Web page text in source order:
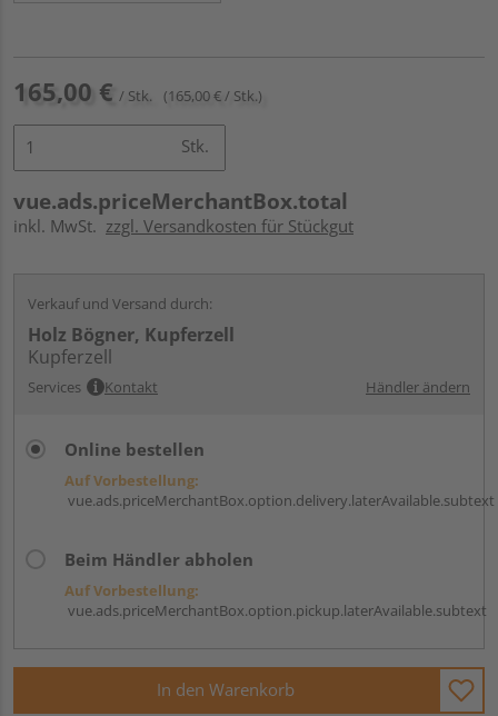
165,00 € / Stk. (165,00 € / Stk.)
Stk.
vue.ads.priceMerchantBox.total
inkl. MwSt. zzgl. Versandkosten für Stückgut
Verkauf und Versand durch:
Holz Bögner, Kupferzell
Kupferzell
Services Kontakt Händler ändern
Online bestellen
Auf Vorbestellung:
vue.ads.priceMerchantBox.option.delivery.laterAvailable.subtext
Beim Händler abholen
Auf Vorbestellung:
vue.ads.priceMerchantBox.option.pickup.laterAvailable.subtext
In den Warenkorb